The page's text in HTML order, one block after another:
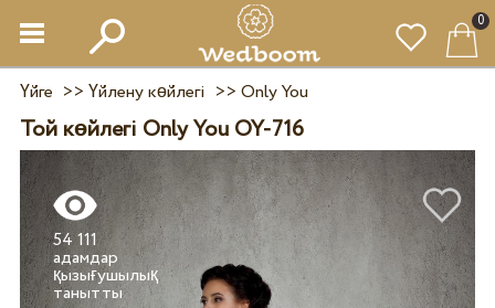
0
Үйге >> Үйлену көйлегі >> Only You
Той көйлегі Only You OY-716
54 111
адамдар
қызығушылық
танытты